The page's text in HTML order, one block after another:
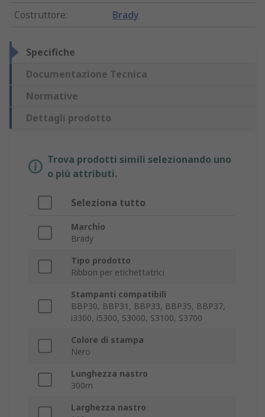
Costruttore: Brady
Specifiche
Documentazione Tecnica
Normative
Dettagli prodotto
Trova prodotti simili selezionando uno
o più attributi.
Seleziona tutto
Marchio
Brady
Tipo prodotto
Ribbon per etichettatrici
Stampanti compatibili
BBP30, BBP31, BBP33, BBP35, BBP37,
i3300, i5300, S3000, S3100, S3700
Colore di stampa
Nero
Lunghezza nastro
300m
Larghezza nastro